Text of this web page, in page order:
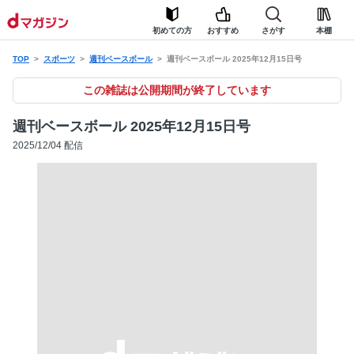
初めての方 おすすめ さがす 本棚
TOP スポーツ 週刊ベースボール 週刊ベースボール 2025年12月15日号
この雑誌は公開期間が終了しています
週刊ベースボール 2025年12月15日号
2025/12/04 配信